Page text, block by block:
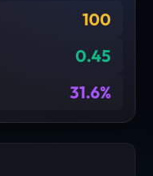
100
0.45
31.6%